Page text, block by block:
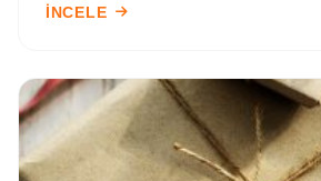
İNCELE